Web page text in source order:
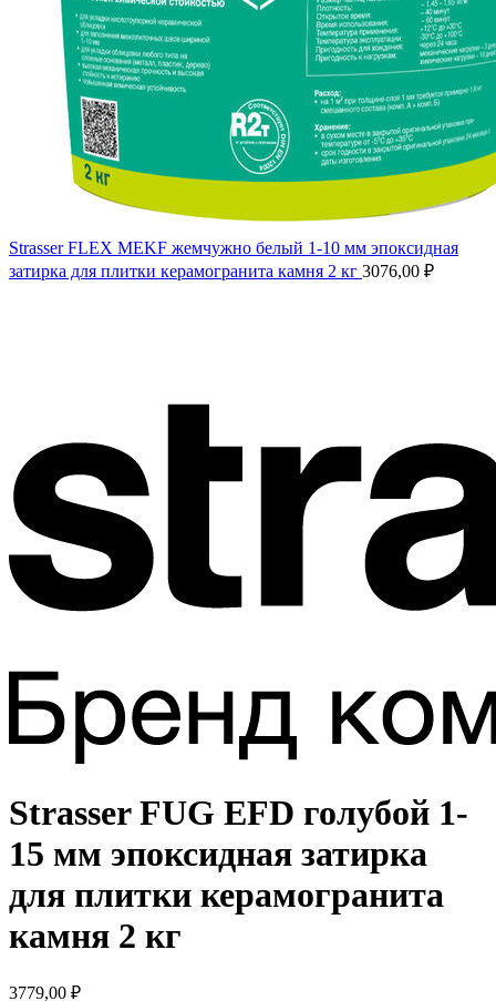
Strasser FLEX MEKF жемчужно белый 1-10 мм эпоксидная
затирка для плитки керамогранита камня 2 кг 3076,00 ₽
Strasser FUG EFD голубой 1-
15 мм эпоксидная затирка
для плитки керамогранита
камня 2 кг
3779,00 ₽